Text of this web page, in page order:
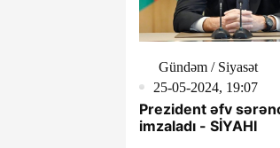
Gündəm / Siyasət
25-05-2024, 19:07
Prezident əfv
imzaladı - SİYAHI